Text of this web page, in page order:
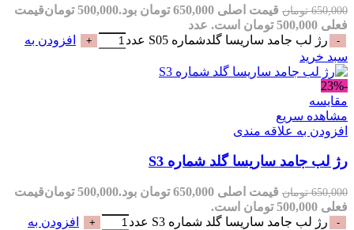
650,000 تومان قیمت اصلی 650,000 تومان بود. 500,000 تومانقیمت
فعلی 500,000 تومان است.
عدد
رژ لب جامد ساریسا گلدشماره S05 عدد
افزودن به
سبد خرید
-23%
مقایسه
مشاهده سریع
افزودن به علاقه مندی
رژ لب جامد ساریسا گلد شماره S3
650,000 تومان قیمت اصلی 650,000 تومان بود. 500,000 تومانقیمت
فعلی 500,000 تومان است.
رژ لب جامد ساریسا گلد شماره S3 عدد
افزودن به